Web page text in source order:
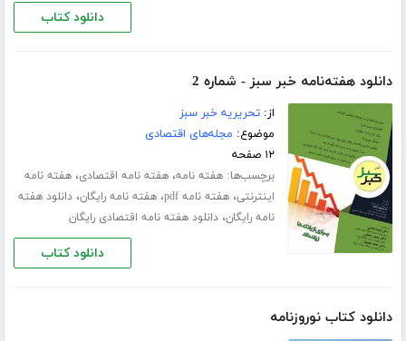
دانلود کتاب
دانلود هفته‌نامه خبر سبز - شماره 2
از:تحریریه خبر سبز
موضوع: مجله‌های اقتصادی
۱۲ صفحه
برچسب‌ها:هفته نامه،هفته نامه اقتصادی،هفته نامه
اینترنتی،هفته نامه pdf ،هفته نامه رایگان،دانلود هفته
نامه رایگان،دانلود هفته نامه اقتصادی رایگان
دانلود کتاب
دانلود کتاب نوروزنامه